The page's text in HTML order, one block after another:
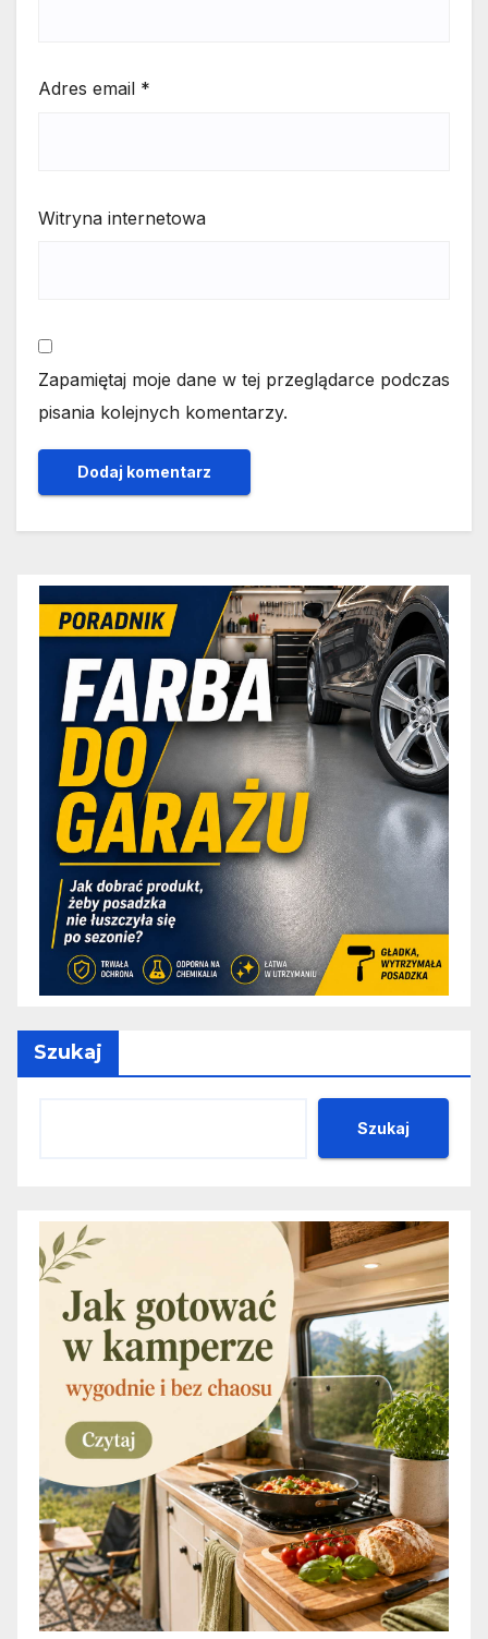
Adres email *
Witryna internetowa
Zapamiętaj moje dane w tej przeglądarce podczas
pisania kolejnych komentarzy.
Szukaj
Szukaj